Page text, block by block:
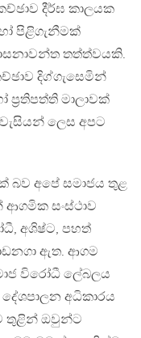
දීර්ඝ කාලයක
පිළිගැනීමක්
තත්ත්වයකි.
දිග්ගැසෙමින්
මාලාවක්
ලෙස අපට
බව අපේ සමාජය තුළ
සංස්ථාව
අශිෂ්ට, පහත්
ඇත. ආගම
විරෝධී ලේබලය
අධිකාරය
තුළින් ඔවුන්ට